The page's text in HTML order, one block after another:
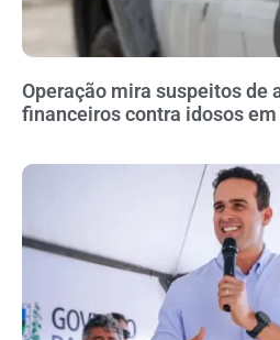
Operação mira suspeitos de
financeiros contra idosos em